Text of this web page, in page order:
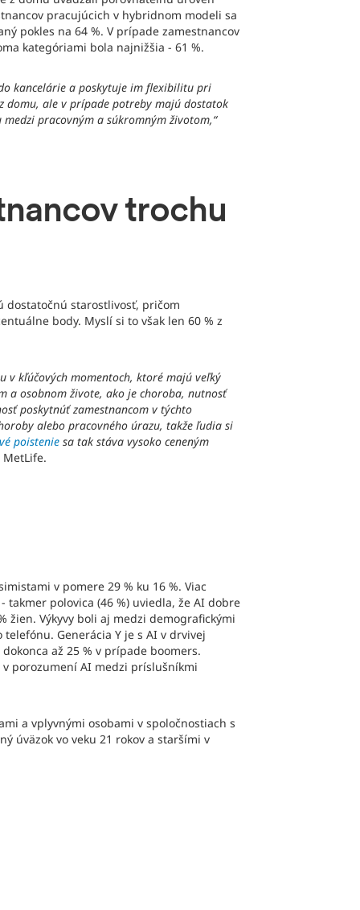
pracujúcich v hybridnom modeli sa
pokles na 64 %. V prípade zamestnancov
kategóriami bola najnižšia - 61 %.
kancelárie a poskytuje im flexibilitu pri
domu, ale v prípade potreby majú dostatok
pracovným a súkromným životom,“
trochu
dostatočnú starostlivosť, pričom
body. Myslí si to však len 60 % z
v kľúčových momentoch, ktoré majú veľký
a osobnom živote, ako je choroba, nutnosť
poskytnúť zamestnancom v týchto
alebo pracovného úrazu, takže ľudia si
poistenie sa tak stáva vysoko ceneným
MetLife.
v pomere 29 % ku 16 %. Viac
polovica (46 %) uviedla, že AI dobre
žien. Výkyvy boli aj medzi demografickými
Generácia Y je s AI v drvivej
až 25 % v prípade boomers.
porozumení AI medzi príslušníkmi
a vplyvnými osobami v spoločnostiach s
úväzok vo veku 21 rokov a staršími v